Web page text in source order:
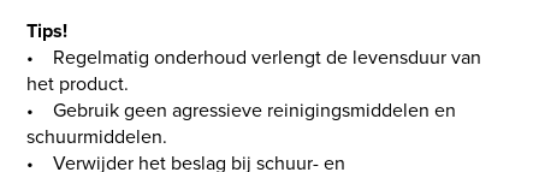
Tips!
• Regelmatig onderhoud verlengt de levensduur van
het product.
• Gebruik geen agressieve reinigingsmiddelen en
schuurmiddelen.
• Verwijder het beslag bij schuur- en